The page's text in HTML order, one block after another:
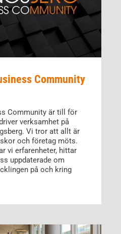
Community
Community är till för
verksamhet på
Vi tror att allt är
och företag möts.
vi erfarenheter, hittar
uppdaterade om
på och kring